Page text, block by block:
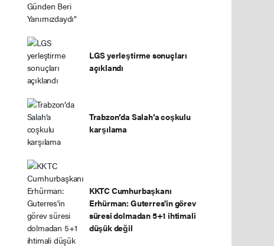
LGS yerleştirme sonuçları
açıklandı
Trabzon’da Salah’a coşkulu
karşılama
KKTC Cumhurbaşkanı
Erhürman: Guterres'in görev
süresi dolmadan 5+1 ihtimali
düşük değil